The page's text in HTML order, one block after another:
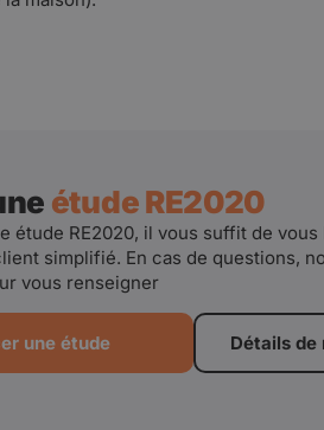
étude RE2020
étude RE2020, il vous suffit de
simplifié. En cas de questions,
vous renseigner
une étude Détails de